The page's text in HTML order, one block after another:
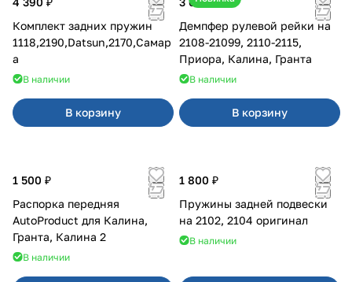
Комплект задних пружин
1118,2190,Datsun,2170,Самар
а
В наличии
В корзину
Демпфер рулевой рейки на
2108-21099, 2110-2115,
Приора, Калина, Гранта
В наличии
В корзину
1 500 ₽
Распорка передняя
AutoProduct для Калина,
Гранта, Калина 2
В наличии
1 800 ₽
Пружины задней подвески
на 2102, 2104 оригинал
В наличии